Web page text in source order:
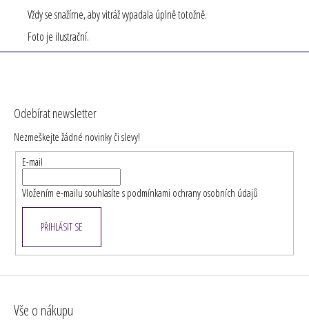
Vždy se snažíme, aby vitráž vypadala úplně totožně.
Foto je ilustrační.
Odebírat newsletter
Nezmeškejte žádné novinky či slevy!
E-mail
Vložením e-mailu souhlasíte spodmínkami ochrany osobních údajů
PŘIHLÁSIT SE
Vše o nákupu